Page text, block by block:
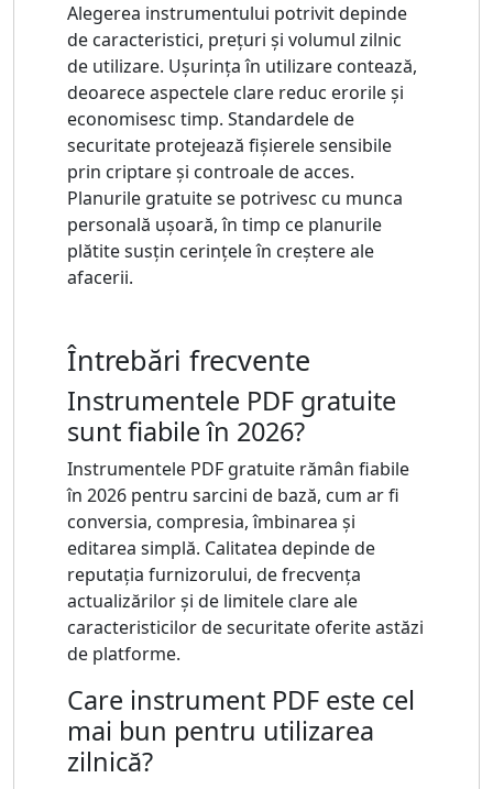
Alegerea instrumentului potrivit depinde
de caracteristici, prețuri și volumul zilnic
de utilizare. Ușurința în utilizare contează,
deoarece aspectele clare reduc erorile și
economisesc timp. Standardele de
securitate protejează fișierele sensibile
prin criptare și controale de acces.
Planurile gratuite se potrivesc cu munca
personală ușoară, în timp ce planurile
plătite susțin cerințele în creștere ale
afacerii.
Întrebări frecvente
Instrumentele PDF gratuite
sunt fiabile în 2026?
Instrumentele PDF gratuite rămân fiabile
în 2026 pentru sarcini de bază, cum ar fi
conversia, compresia, îmbinarea și
editarea simplă. Calitatea depinde de
reputația furnizorului, de frecvența
actualizărilor și de limitele clare ale
caracteristicilor de securitate oferite astăzi
de platforme.
Care instrument PDF este cel
mai bun pentru utilizarea
zilnică?